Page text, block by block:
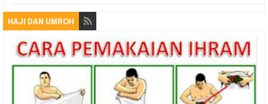
HAJI DAN UMROH